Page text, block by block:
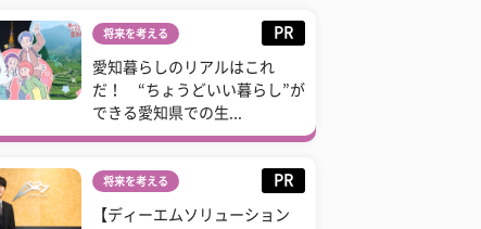
将来を考える PR
愛知暮らしのリアルはこれ
だ！ “ちょうどいい暮らし”が
できる愛知県での生...
将来を考える PR
【ディーエムソリューション